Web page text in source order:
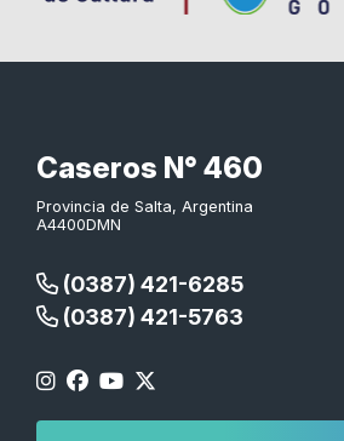
Caseros N° 460
Provincia de Salta, Argentina
A4400DMN
(0387) 421-6285
(0387) 421-5763